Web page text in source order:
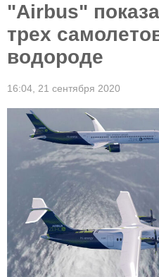
"Airbus"
трех
водороде
16:04, 21 сентября 2020